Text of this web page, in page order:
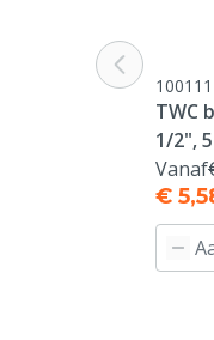
TWC
1/2",
Vanaf
€